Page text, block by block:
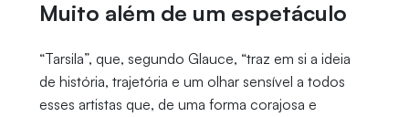
Muito além de um espetáculo
“Tarsila”, que, segundo Glauce, “traz em si a ideia
de história, trajetória e um olhar sensível a todos
esses artistas que, de uma forma corajosa e